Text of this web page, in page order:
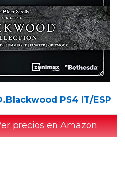
PS4 IT/ESP
precios en Amazon